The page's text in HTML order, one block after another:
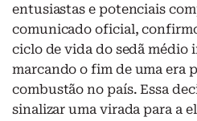
entusiastas e potenciais
comunicado oficial,
ciclo de vida do sedã médio
marcando o fim de uma era
combustão no país. Essa
sinalizar uma virada para a